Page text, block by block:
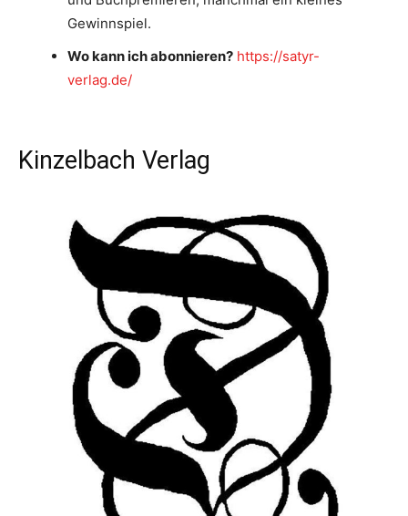
Gewinnspiel.
Wo kann ich abonnieren? https://satyr-
verlag.de/
Kinzelbach Verlag